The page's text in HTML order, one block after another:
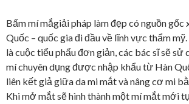
Bấm mí mắgiải pháp làm đẹp có nguồn
Quốc – quốc gia đi đầu về lĩnh vực thẩm
là cuộc tiểu phẩu đơn giản, các bác sĩ sẽ sử
mí chuyên dụng được nhập khẩu từ Hàn
liên kết giả giữa da mi mắt và nâng cơ mi
Khi mở mắt sẽ hình thành một mí mắt mới